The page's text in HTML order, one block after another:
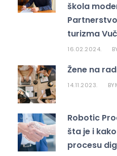
škola
turizma
16.02.2024.
Žene na
14.11.2023. BY
Robotic
šta je i
procesu